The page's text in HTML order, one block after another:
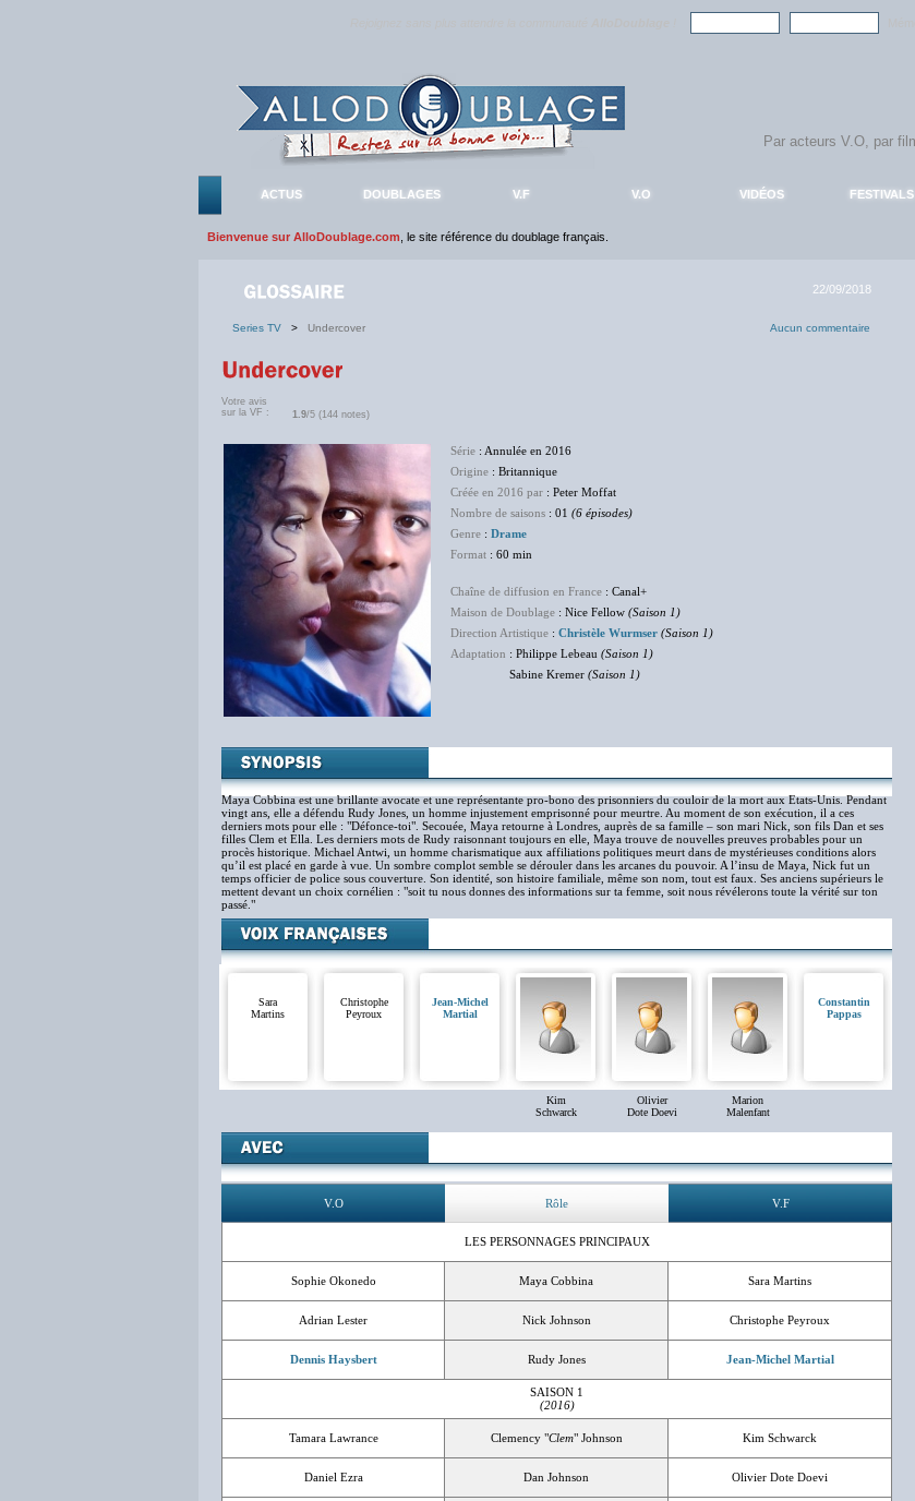
ACTUS DOUBLAGES V.F V.O VIDÉOS FESTIVALS
Bienvenue sur AlloDoublage.com , le site référence du doublage français.
22/09/2018
Series TV > Undercover Aucun commentaire
Votre avis
sur la VF :
1.9/5 (144 notes)
Série : Annulée en 2016
Origine : Britannique
Créée en 2016 par : Peter Moffat
Nombre de saisons : 01 (6 épisodes)
Genre : Drame
Format : 60 min
Chaîne de diffusion en France : Canal+
Maison de Doublage : Nice Fellow (Saison 1)
Direction Artistique : Christèle Wurmser (Saison 1)
Adaptation : Philippe Lebeau (Saison 1)
Sabine Kremer (Saison 1)
Maya Cobbina est une brillante avocate et une représentante pro-bono des prisonniers du couloir de la mort aux Etats-Unis. Pendant
vingt ans, elle a défendu Rudy Jones, un homme injustement emprisonné pour meurtre. Au moment de son exécution, il a ces
derniers mots pour elle : "Défonce-toi". Secouée, Maya retourne à Londres, auprès de sa famille – son mari Nick, son fils Dan et ses
filles Clem et Ella. Les derniers mots de Rudy raisonnant toujours en elle, Maya trouve de nouvelles preuves probables pour un
procès historique. Michael Antwi, un homme charismatique aux affiliations politiques meurt dans de mystérieuses conditions alors
qu’il est placé en garde à vue. Un sombre complot semble se dérouler dans les arcanes du pouvoir. A l’insu de Maya, Nick fut un
temps officier de police sous couverture. Son identité, son histoire familiale, même son nom, tout est faux. Ses anciens supérieurs le
mettent devant un choix cornélien : "soit tu nous donnes des informations sur ta femme, soit nous révélerons toute la vérité sur ton
passé."
Sara
Martins
Christophe
Peyroux
Jean-Michel
Martial
Kim
Schwarck
Olivier
Dote Doevi
Marion
Malenfant
Constantin
Pappas
V.O Rôle V.F
LES PERSONNAGES PRINCIPAUX
Sophie Okonedo Maya Cobbina Sara Martins
Adrian Lester Nick Johnson Christophe Peyroux
Dennis Haysbert Rudy Jones Jean-Michel Martial
SAISON 1
(2016)
Tamara Lawrance Clemency "Clem" Johnson Kim Schwarck
Daniel Ezra Dan Johnson Olivier Dote Doevi